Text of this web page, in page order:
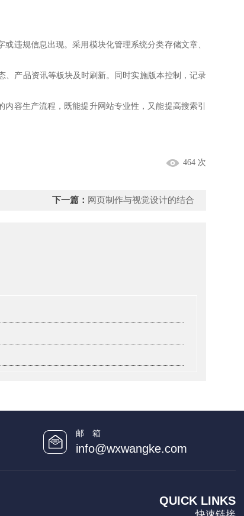
违规信息出现。采用模块化管理系统分类存储文章、
产品资讯等板块及时刷新。同时实施版本控制，记录
容生产流程，既能提升网站专业性，又能提高搜索引
464 次
下一篇： 网页制作与视觉设计的结合
邮 箱
info@wxwangke.com
QUICK LINKS